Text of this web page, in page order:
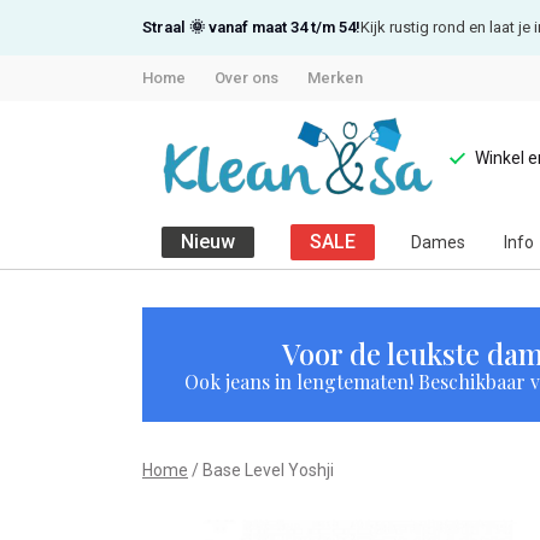
Straal 🌞 vanaf maat 34 t/m 54!Kijk rustig rond en laat je
Home Over ons Merken
Winkel
Nieuw SALE Dames Info
Yoshji
Voor de leukste
Ook jeans in lengtematen!
Home Base Level Yoshji